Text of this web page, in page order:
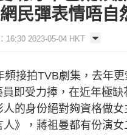
民彈表情唔自
16:30 2023-05-04 HKT
頻接拍TVB劇集，去年
即受力捧，在近年極缺
人的身份絕對夠資格做
》，蔣祖曼都有份演女